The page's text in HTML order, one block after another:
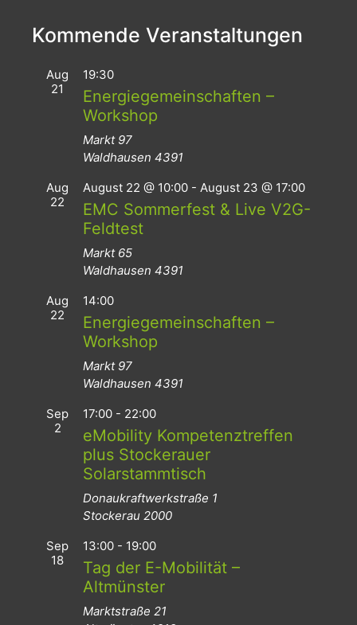
Kommende Veranstaltungen
Aug
21
19:30
Energiegemeinschaften –
Workshop
Markt 97
Waldhausen 4391
Aug
22
August 22 @ 10:00 - August 23 @ 17:00
EMC Sommerfest & Live V2G-
Feldtest
Markt 65
Waldhausen 4391
Aug
22
14:00
Energiegemeinschaften –
Workshop
Markt 97
Waldhausen 4391
Sep
2
17:00 - 22:00
eMobility Kompetenztreffen
plus Stockerauer
Solarstammtisch
Donaukraftwerkstraße 1
Stockerau 2000
Sep
18
13:00 - 19:00
Tag der E-Mobilität –
Altmünster
Marktstraße 21